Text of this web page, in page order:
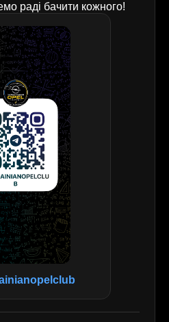
раді бачити кожного!